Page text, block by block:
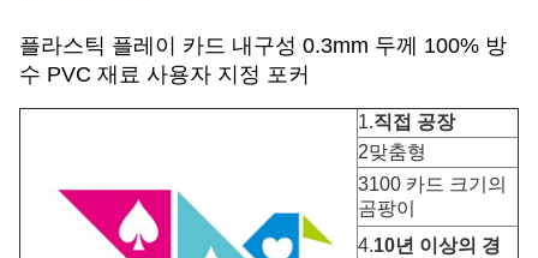
플라스틱 플레이 카드 내구성 0.3mm 두께 100% 방
수 PVC 재료 사용자 지정 포커
1.직접 공장
2맞춤형
3100 카드 크기의
곰팡이
4.10년 이상의 경